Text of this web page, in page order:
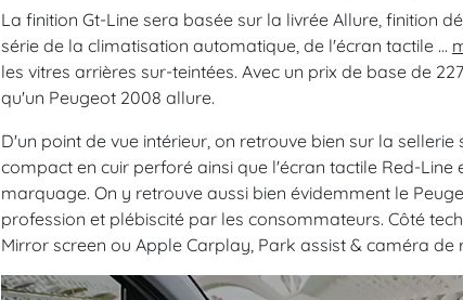
La finition Gt-Line sera basée sur la livrée Allure, finition
série de la climatisation automatique, de l'écran tactile ...
les vitres arrières sur-teintées. Avec un prix de base de
qu'un Peugeot 2008 allure.
D'un point de vue intérieur, on retrouve bien sur la
compact en cuir perforé ainsi que l'écran tactile Red-
marquage. On y retrouve aussi bien évidemment le
profession et plébiscité par les consommateurs. Côté
Mirror screen ou Apple Carplay, Park assist & caméra de